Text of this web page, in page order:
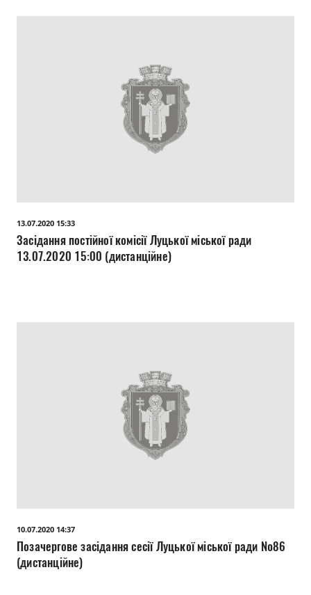
13.07.2020 15:33
Засідання постійної комісії Луцької міської ради
13.07.2020 15:00 (дистанційне)
10.07.2020 14:37
Позачергове засідання сесії Луцької міської ради №86
(дистанційне)